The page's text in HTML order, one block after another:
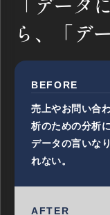
ら、
「デ
BEFORE
売上やお問い合
析のための分析
データの言いな
れない。
AFTER